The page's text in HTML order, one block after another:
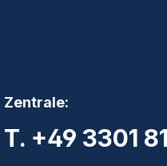
Zentrale:
T. +49 3301